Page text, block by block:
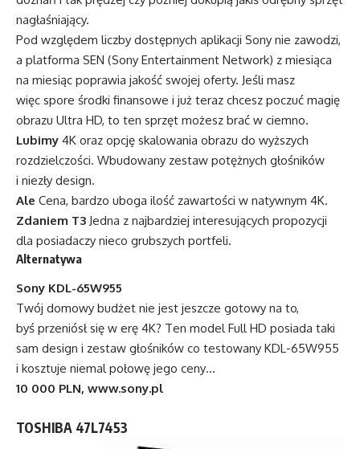
nagłaśniający.
Pod względem liczby dostępnych aplikacji Sony nie zawodzi,
a platforma SEN (Sony Entertainment Network) z miesiąca
na miesiąc poprawia jakość swojej oferty. Jeśli masz
więc spore środki finansowe i już teraz chcesz poczuć magię
obrazu Ultra HD, to ten sprzęt możesz brać w ciemno.
Lubimy 4K oraz opcję skalowania obrazu do wyższych
rozdzielczości. Wbudowany zestaw potężnych głośników
i niezły design.
Ale Cena, bardzo uboga ilość zawartości w natywnym 4K.
Zdaniem T3 Jedna z najbardziej interesujących propozycji
dla posiadaczy nieco grubszych portfeli.
Alternatywa
Sony KDL-65W955
Twój domowy budżet nie jest jeszcze gotowy na to,
byś przeniósł się w erę 4K? Ten model Full HD posiada taki
sam design i zestaw głośników co testowany KDL-65W955
i kosztuje niemal połowę jego ceny…
10 000 PLN, www.sony.pl
TOSHIBA 47L7453